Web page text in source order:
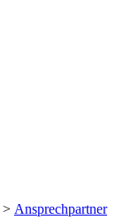
> Ansprechpartner